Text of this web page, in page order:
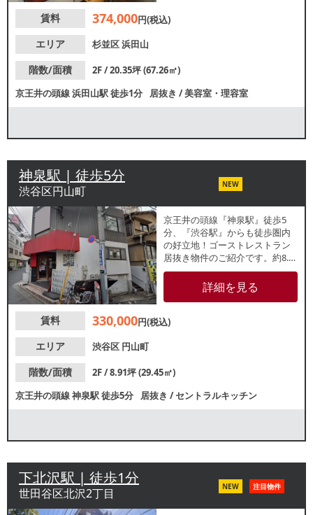
賃料 374,000円(税込)
エリア
杉並区浜田山
階数/面積
2F / 20.35坪 (67.26㎡)
京王井の頭線浜田山駅徒歩1分 居抜き /美容室・理容室
神泉駅 | 徒歩5分
渋谷区円山町 NEW
京王井の頭線『神泉駅』徒歩5
分、『渋谷駅』からも徒歩圏内
の好立地！ゴーストレストラン
居抜き物件のご紹介です。約8.9
坪の使いやすい広さで、24時間
利用もご相談可能。重飲食含め
各業種ご検討いただけます。渋
指す方におすすめの物件です。
詳細を見る
賃料 330,000円(税込)
エリア
渋谷区 円山町
階数/面積
2F / 8.91坪 (29.45㎡)
京王井の頭線神泉駅徒歩5分 居抜き /セントラルキッチン
下北沢駅 | 徒歩1分
世田谷区北沢2丁目 NEW 注目物件